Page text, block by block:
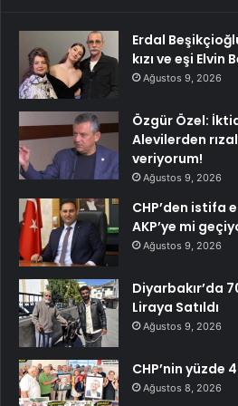
Erdal
kızı ve eşi
Ağustos 9, 2026
Özgür Özel:
Alevilerden
veriyorum!
Ağustos 9, 2026
CHP’den istifa
AKP’ye mi
Ağustos 9, 2026
Diyarbakır’da
Liraya Satıldı
Ağustos 9, 2026
CHP’nin yüzde
Ağustos 8, 2026